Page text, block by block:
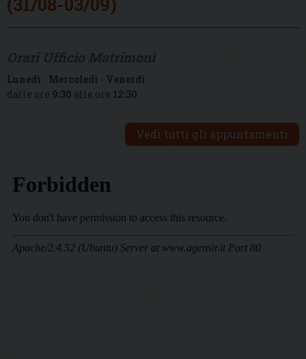
Lunedì - Mercoledì - Venerdì
dalle ore 9:30 alle ore 12:30
Vedi tutti gli appuntamenti